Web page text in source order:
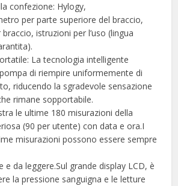
confezione: Hylogy,
per parte superiore del braccio,
istruzioni per l’uso (lingua
La tecnologia intelligente
di riempire uniformemente di
riducendo la sgradevole sensazione
rimane sopportabile.
le ultime 180 misurazioni della
(90 per utente) con data e ora.I
misurazioni possono essere sempre
e da leggere.Sul grande display LCD, è
la pressione sanguigna e le letture